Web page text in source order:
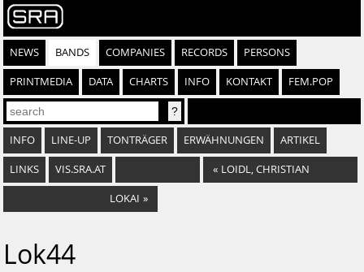
NEWS BANDS COMPANIES RECORDS PERSONS
PRINTMEDIA DATA CHARTS INFO KONTAKT FEM.POP
INFO LINE-UP TONTRÄGER ERWÄHNUNGEN ARTIKEL
LINKS VIS.SRA.AT « LOIDL, CHRISTIAN
LOKAI »
Lok44